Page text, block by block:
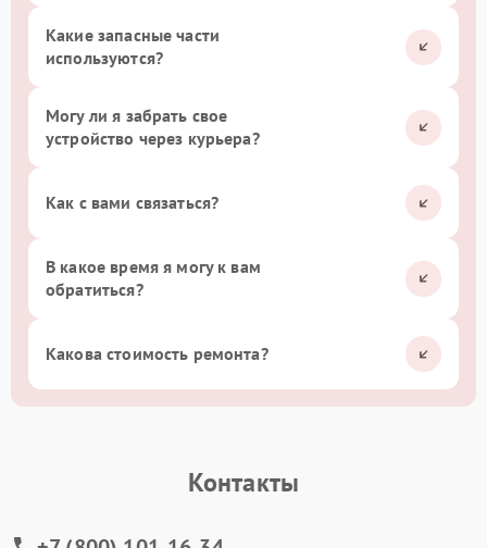
Какие запасные части
используются?
Могу ли я забрать свое
устройство через курьера?
Как с вами связаться?
В какое время я могу к вам
обратиться?
Какова стоимость ремонта?
Контакты